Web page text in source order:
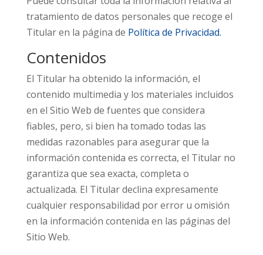
tratamiento de datos personales que recoge el
Titular en la página de Política de Privacidad.
Contenidos
El Titular ha obtenido la información, el
contenido multimedia y los materiales incluidos
en el Sitio Web de fuentes que considera
fiables, pero, si bien ha tomado todas las
medidas razonables para asegurar que la
información contenida es correcta, el Titular no
garantiza que sea exacta, completa o
actualizada. El Titular declina expresamente
cualquier responsabilidad por error u omisión
en la información contenida en las páginas del
Sitio Web.